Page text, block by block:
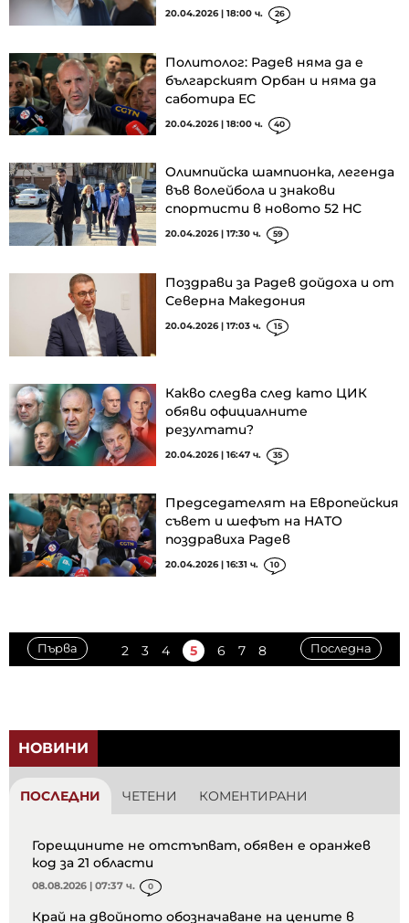
20.04.2026 | 18:00 ч. 26
Политолог: Радев няма да е
българският Орбан и няма да
саботира ЕС
20.04.2026 | 18:00 ч. 40
Олимпийска шампионка, легенда
във волейбола и знакови
спортисти в новото 52 НС
20.04.2026 | 17:30 ч. 59
Поздрави за Радев дойдоха и от
Северна Македония
20.04.2026 | 17:03 ч. 15
Какво следва след като ЦИК
обяви официалните
резултати?
20.04.2026 | 16:47 ч. 35
Председателят на Европейския
съвет и шефът на НАТО
поздравиха Радев
20.04.2026 | 16:31 ч. 10
Първа 2 3 4 5 6 7 8 Последна
НОВИНИ
ПОСЛЕДНИ ЧЕТЕНИ КОМЕНТИРАНИ
Горещините не отстъпват, обявен е оранжев
код за 21 области
08.08.2026 | 07:37 ч. 0
Край на двойното обозначаване на цените в